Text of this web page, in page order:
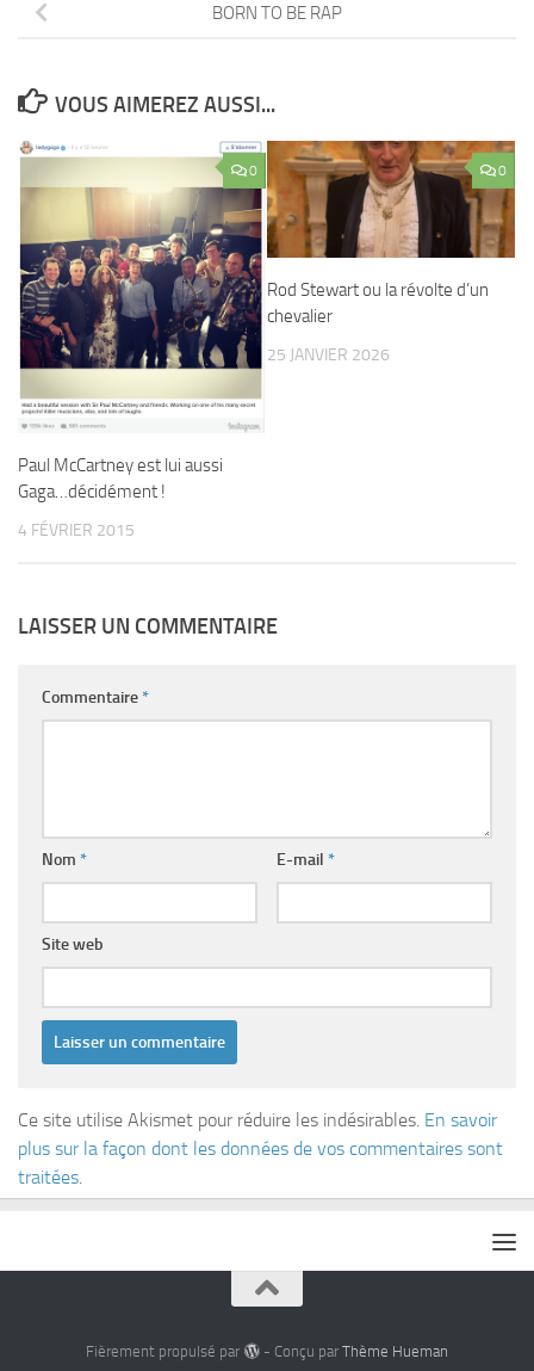
BORN TO BE RAP
VOUS AIMEREZ AUSSI...
0
Paul McCartney est lui aussi
Gaga…décidément !
4 FÉVRIER 2015
0
Rod Stewart ou la révolte d’un
chevalier
25 JANVIER 2026
LAISSER UN COMMENTAIRE
Commentaire*
Nom * E-mail *
Site web
Ce site utilise Akismet pour réduire les indésirables. En savoir
plus sur la façon dont les données de vos commentaires sont
traitées.
Fièrement propulsé par - Conçu par Thème Hueman